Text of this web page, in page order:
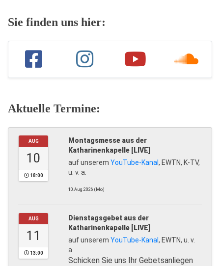
Sie finden uns hier:
Aktuelle Termine:
AUG
10
18:00
Montagsmesse aus der
Katharinenkapelle [LIVE]
auf unserem YouTube-Kanal, EWTN, K-TV,
u. v. a.
10.Aug.2026 (Mo)
AUG
11
13:00
Dienstagsgebet aus der
Katharinenkapelle [LIVE]
auf unserem YouTube-Kanal, EWTN, u. v.
a.
Schicken Sie uns Ihr Gebetsanliegen